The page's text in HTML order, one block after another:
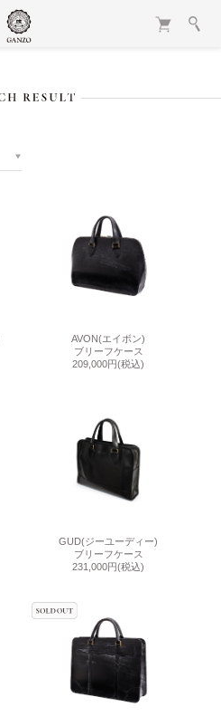
AVON(エイボン)
ブリーフケース
209,000円(税込)
GUD(ジーユーディー)
ブリーフケース
231,000円(税込)